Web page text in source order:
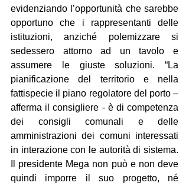
evidenziando l’opportunità che sarebbe
opportuno che i rappresentanti delle
istituzioni, anziché polemizzare si
sedessero attorno ad un tavolo e
assumere le giuste soluzioni. “La
pianificazione del territorio e nella
fattispecie il piano regolatore del porto –
afferma il consigliere - è di competenza
dei consigli comunali e delle
amministrazioni dei comuni interessati
in interazione con le autorità di sistema.
Il presidente Mega non può e non deve
quindi imporre il suo progetto, né